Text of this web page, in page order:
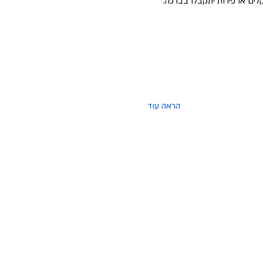
הראה עוד